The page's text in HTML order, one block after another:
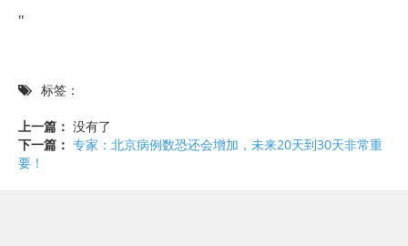
"
标签：
上一篇： 没有了
下一篇： 专家：北京病例数恐还会增加，未来20天到30天非常重
要！